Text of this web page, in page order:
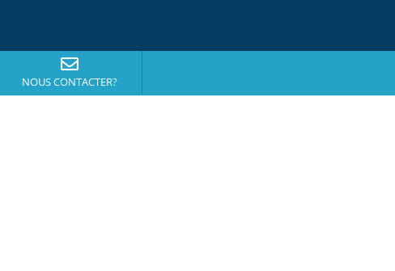
NOUS CONTACTER?